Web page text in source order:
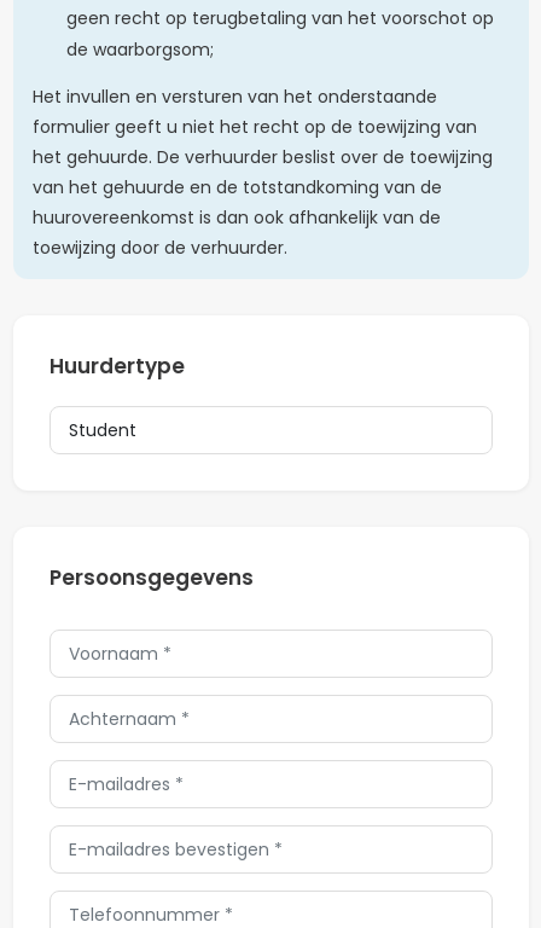
geen recht op terugbetaling van het voorschot op
de waarborgsom;
Het invullen en versturen van het onderstaande
formulier geeft u niet het recht op de toewijzing van
het gehuurde. De verhuurder beslist over de toewijzing
van het gehuurde en de totstandkoming van de
huurovereenkomst is dan ook afhankelijk van de
toewijzing door de verhuurder.
Huurdertype
Persoonsgegevens